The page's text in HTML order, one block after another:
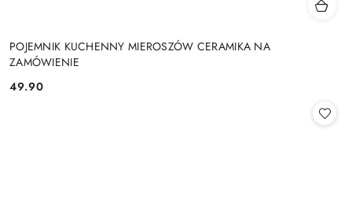
POJEMNIK KUCHENNY MIEROSZÓW CERAMIKA NA
ZAMÓWIENIE
Cena:
49.90